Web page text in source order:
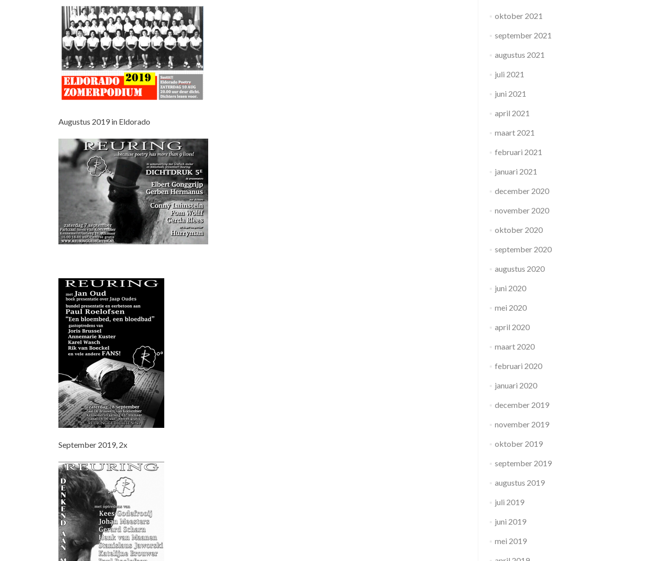
Augustus 2019 in Eldorado
September 2019, 2x
oktober 2021
september 2021
augustus 2021
juli 2021
juni 2021
april 2021
maart 2021
februari 2021
januari 2021
december 2020
november 2020
oktober 2020
september 2020
augustus 2020
juni 2020
mei 2020
april 2020
maart 2020
februari 2020
januari 2020
december 2019
november 2019
oktober 2019
september 2019
augustus 2019
juli 2019
juni 2019
mei 2019